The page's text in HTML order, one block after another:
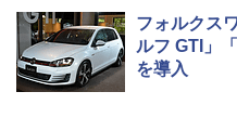
フォルクス
ルフ GTI」
を導入